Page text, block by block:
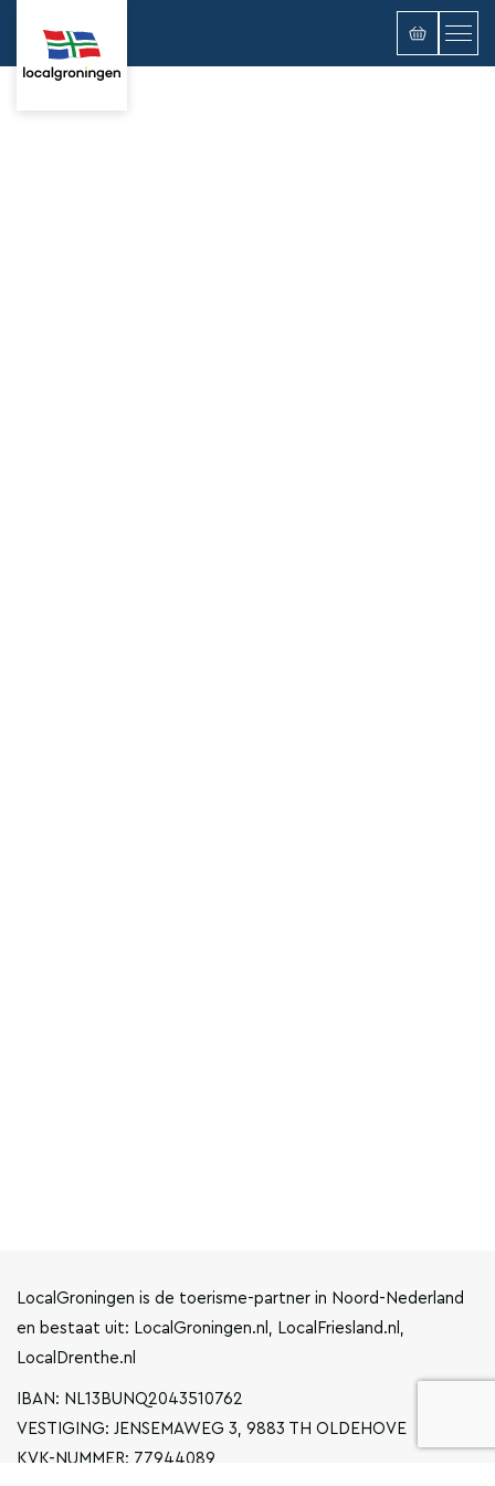
LocalGroningen is de toerisme-partner in Noord-Nederland
en bestaat uit: LocalGroningen.nl, LocalFriesland.nl,
LocalDrenthe.nl
IBAN: NL13BUNQ2043510762
VESTIGING: JENSEMAWEG 3, 9883 TH OLDEHOVE
KVK-NUMMER: 77944089